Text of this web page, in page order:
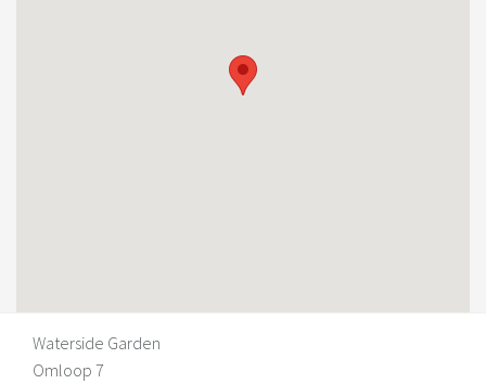
Waterside Garden
Omloop 7